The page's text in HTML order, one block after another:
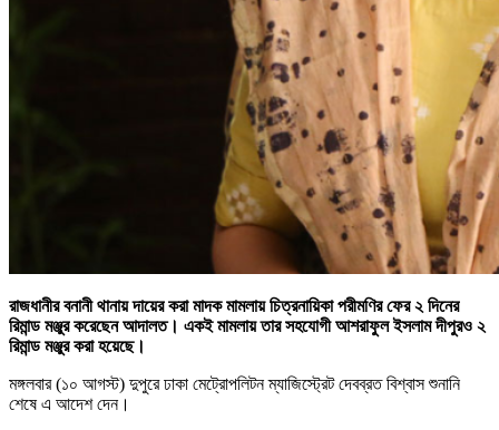
রাজধানীর বনানী থানায় দায়ের করা মাদক মামলায় চিত্রনায়িকা পরীমণির ফের ২ দিনের
রিমান্ড মঞ্জুর করেছেন আদালত। একই মামলায় তার সহযোগী আশরাফুল ইসলাম দীপুরও ২
রিমান্ড মঞ্জুর করা হয়েছে।
মঙ্গলবার (১০ আগস্ট) দুপুরে ঢাকা মেট্রোপলিটন ম্যাজিস্ট্রেট দেবব্রত বিশ্বাস শুনানি
শেষে এ আদেশ দেন।